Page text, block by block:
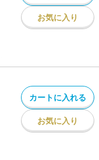
お気に入り
カートに入れる
お気に入り